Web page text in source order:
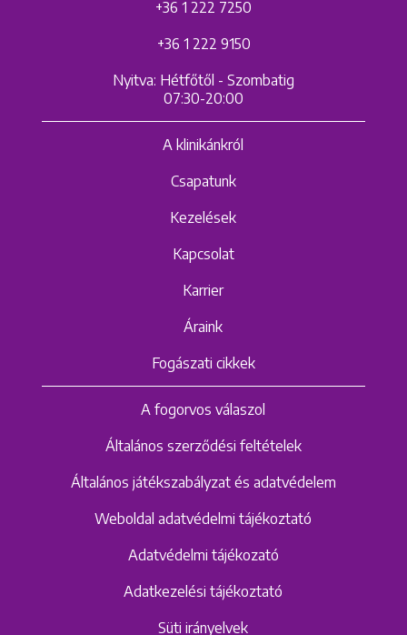
+36 1 222 7250
+36 1 222 9150
Nyitva: Hétfőtől - Szombatig
07:30-20:00
A klinikánkról
Csapatunk
Kezelések
Kapcsolat
Karrier
Áraink
Fogászati cikkek
A fogorvos válaszol
Általános szerződési feltételek
Általános játékszabályzat és adatvédelem
Weboldal adatvédelmi tájékoztató
Adatvédelmi tájékozató
Adatkezelési tájékoztató
Süti irányelvek